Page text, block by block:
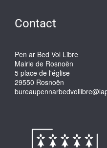
Contact
Pen ar Bed Vol Libre
Mairie de Rosnoën
5 place de l'église
29550 Rosnoën